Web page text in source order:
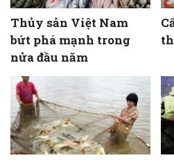
Thủy sản Việt Nam
bứt phá mạnh trong
nửa đầu năm